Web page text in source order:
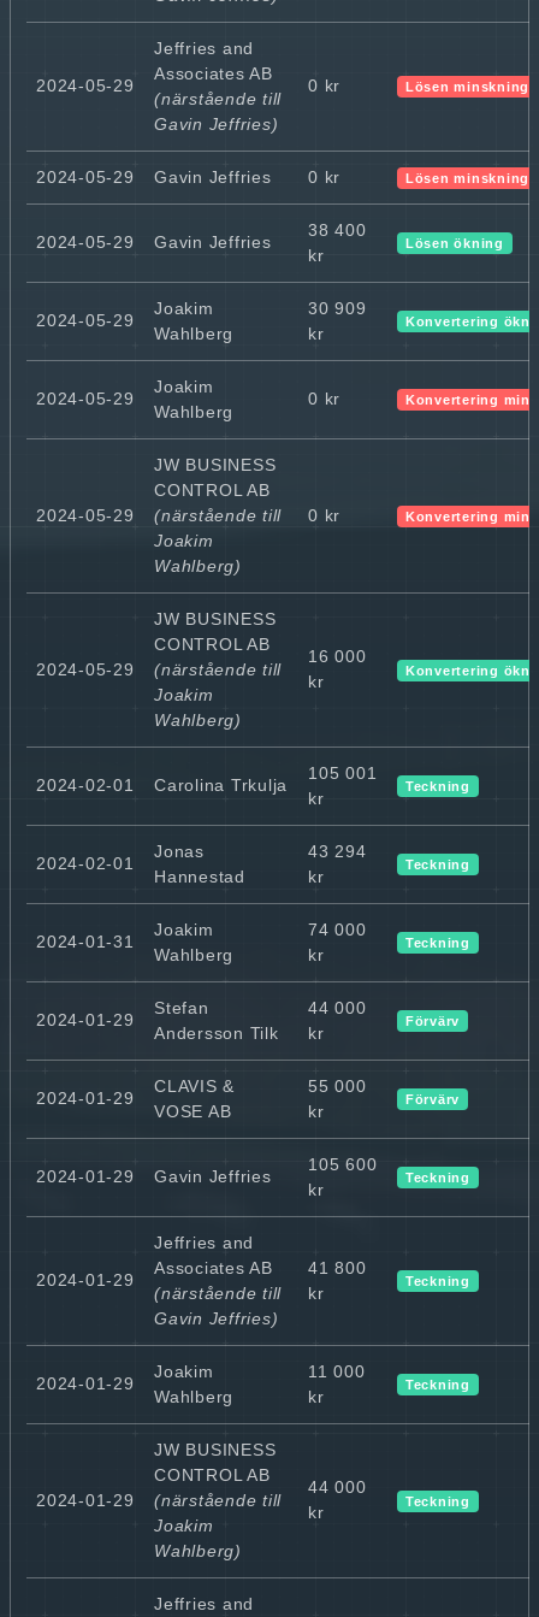
2024-05-29
Jeffries and
Associates AB
(närstående till
Gavin Jeffries)
0 kr Lösen minskning
2024-05-29 Gavin Jeffries 0 kr Lösen minskning
2024-05-29 Gavin Jeffries
38 400
kr
Lösen ökning
2024-05-29
Joakim
Wahlberg
30 909
kr
Konvertering
2024-05-29
Joakim
Wahlberg
0 kr Konvertering
2024-05-29
JW BUSINESS
CONTROL AB
(närstående till
Joakim
Wahlberg)
0 kr Konvertering
2024-05-29
JW BUSINESS
CONTROL AB
(närstående till
Joakim
Wahlberg)
16 000
kr
Konvertering
2024-02-01 Carolina Trkulja
105 001
kr
Teckning
2024-02-01
Jonas
Hannestad
43 294
kr
Teckning
2024-01-31
Joakim
Wahlberg
74 000
kr
Teckning
2024-01-29
Stefan
Andersson Tilk
44 000
kr
Förvärv
2024-01-29
CLAVIS &
VOSE AB
55 000
kr
Förvärv
2024-01-29 Gavin Jeffries
105 600
kr
Teckning
2024-01-29
Jeffries and
Associates AB
(närstående till
Gavin Jeffries)
41 800
kr
Teckning
2024-01-29
Joakim
Wahlberg
11 000
kr
Teckning
2024-01-29
JW BUSINESS
CONTROL AB
(närstående till
Joakim
Wahlberg)
44 000
kr
Teckning
Jeffries and